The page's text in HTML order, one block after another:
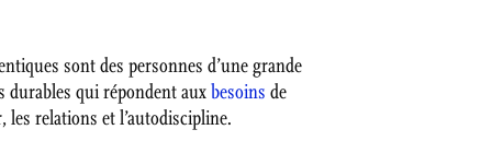
sont des personnes d’une grande
durables qui répondent auxbesoins de
relations et l’autodiscipline.